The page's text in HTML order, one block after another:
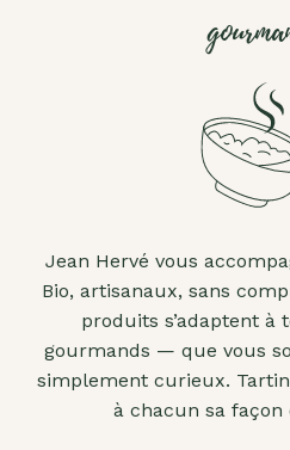
Jean Hervé vous
Bio, artisanaux, sans
produits s’adaptent à
gourmands — que vous
simplement curieux.
à chacun sa façon